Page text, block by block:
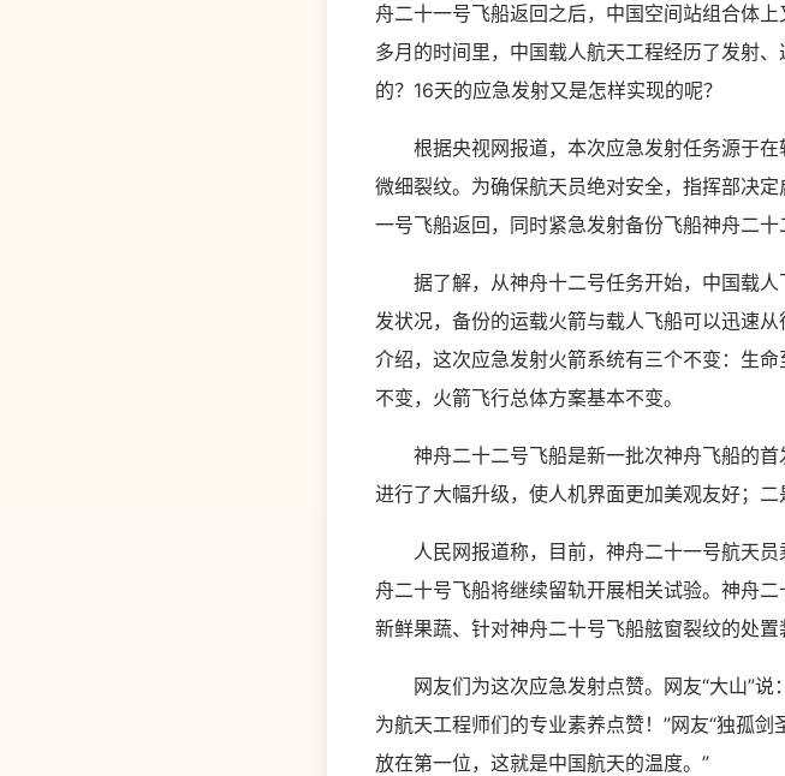
舟二十一号飞船返回之后，中国空间站组合体
多月的时间里，中国载人航天工程经历了发射
的？16天的应急发射又是怎样实现的呢？
根据央视网报道，本次应急发射任务源于在
微细裂纹。为确保航天员绝对安全，指挥部决
一号飞船返回，同时紧急发射备份飞船神舟二十
据了解，从神舟十二号任务开始，中国载人
发状况，备份的运载火箭与载人飞船可以迅速
介绍，这次应急发射火箭系统有三个不变：生
不变，火箭飞行总体方案基本不变。
神舟二十二号飞船是新一批次神舟飞船的首
进行了大幅升级，使人机界面更加美观友好；
人民网报道称，目前，神舟二十一号航天员
舟二十号飞船将继续留轨开展相关试验。神舟
新鲜果蔬、针对神舟二十号飞船舷窗裂纹的处置
网友们为这次应急发射点赞。网友“大山”说
为航天工程师们的专业素养点赞！”网友“独孤剑
放在第一位，这就是中国航天的温度。”